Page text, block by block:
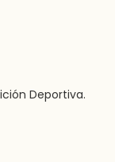
Deportiva.